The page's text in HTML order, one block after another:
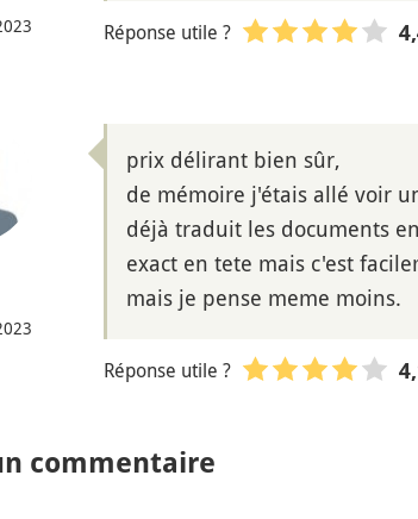
Réponse utile ?
prix délirant bien sûr,
de mémoire j'étais allé voir
déjà traduit les documents
exact en tete mais c'est
mais je pense meme moins.
Réponse utile ?
commentaire